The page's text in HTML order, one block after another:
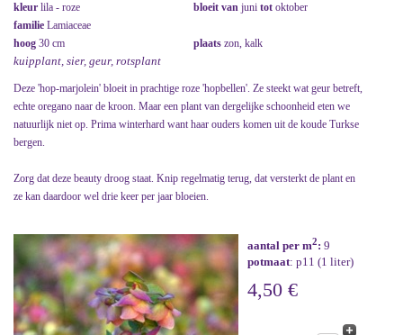
kleur lila - roze bloeit van juni tot oktober
familie Lamiaceae
hoog 30 cm plaats zon, kalk
kuipplant, sier, geur, rotsplant
Deze 'hop-marjolein' bloeit in prachtige roze 'hopbellen'. Ze steekt wat geur betreft,
echte oregano naar de kroon. Maar een plant van dergelijke schoonheid eten we
natuurlijk niet op. Prima winterhard want haar ouders komen uit de koude Turkse
bergen.
Zorg dat deze beauty droog staat. Knip regelmatig terug, dat versterkt de plant en
ze kan daardoor wel drie keer per jaar bloeien.
aantal per m2: 9
potmaat: p11 (1 liter)
4,50 €